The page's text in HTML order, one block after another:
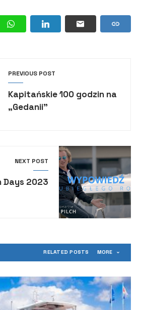
PREVIOUS POST
Kapitańskie 100 godzin na
„Gedanii”
NEXT POST
Days 2023
RELATED POSTS MORE